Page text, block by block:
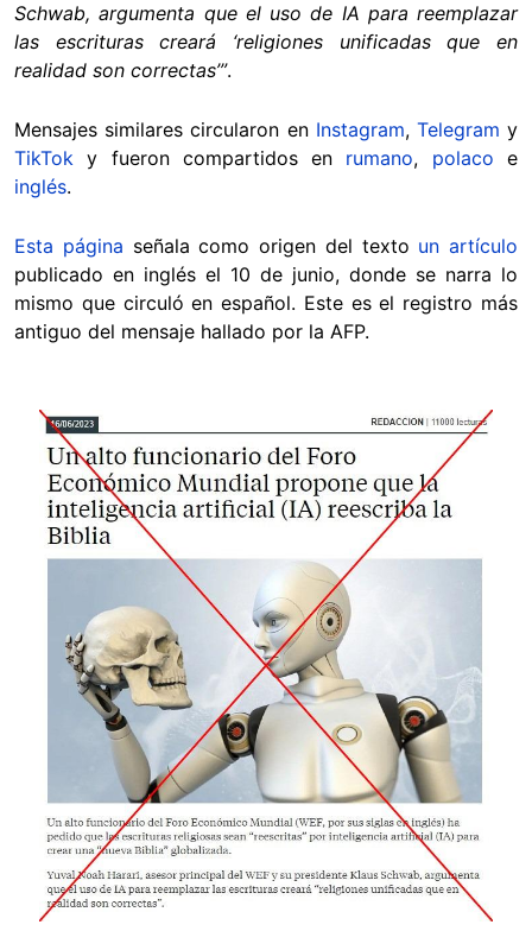
Schwab, argumenta que el uso de IA para reemplazar
las escrituras creará ‘religiones unificadas que en
realidad son correctas’”.
Mensajes similares circularon en Instagram, Telegram y
TikTok y fueron compartidos en rumano, polaco e
inglés.
Esta página señala como origen del texto un artículo
publicado en inglés el 10 de junio, donde se narra lo
mismo que circuló en español. Este es el registro más
antiguo del mensaje hallado por la AFP.
Image